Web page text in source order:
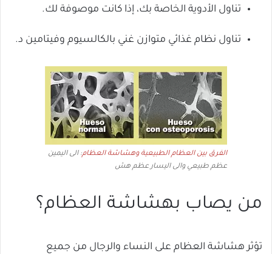
تناول الأدوية الخاصة بك، إذا كانت موصوفة لك.
تناول نظام غذائي متوازن غني بالكالسيوم وفيتامين د.
الفرق بين العظام الطبيعية وهشاشة العظام: الى اليمين
عظم طبيعي والى اليسار عظم هش
من يصاب بهشاشة العظام؟
تؤثر هشاشة العظام على النساء والرجال من جميع